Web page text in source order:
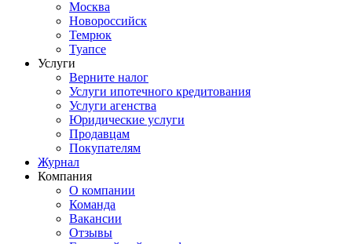
Москва
Новороссийск
Темрюк
Туапсе
Услуги
Верните налог
Услуги ипотечного кредитования
Услуги агенства
Юридические услуги
Продавцам
Покупателям
Журнал
Компания
О компании
Команда
Вакансии
Отзывы